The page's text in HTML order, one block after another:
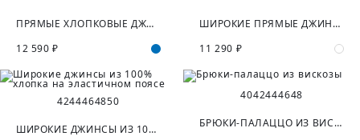
ПРЯМЫЕ ХЛОПКОВЫЕ ДЖИНСЫ НА ВЫСОКОЙ ТАЛИИ
12 590 ₽
ШИРОКИЕ ПРЯМЫЕ ДЖИНСЫ ИЗ 100% ХЛОПКА
11 290 ₽
4244464850
ШИРОКИЕ ДЖИНСЫ ИЗ 100% ХЛОПКА НА ЭЛАСТИЧНОМ ПОЯСЕ
4042444648
БРЮКИ-ПАЛАЦЦО ИЗ ВИСКОЗЫ